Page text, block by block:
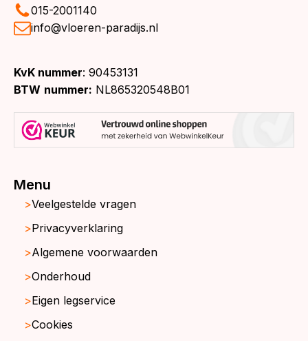
015-2001140
info@vloeren-paradijs.nl
KvK nummer: 90453131
BTW nummer: NL865320548B01
Menu
Veelgestelde vragen
Privacyverklaring
Algemene voorwaarden
Onderhoud
Eigen legservice
Cookies